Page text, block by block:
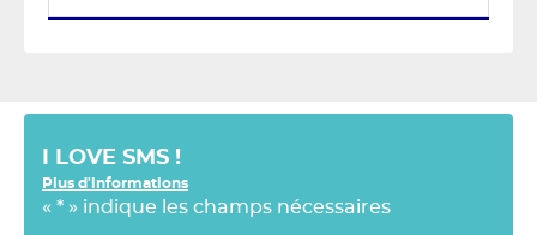
I LOVE SMS !
Plus d'informations
« * » indique les champs nécessaires